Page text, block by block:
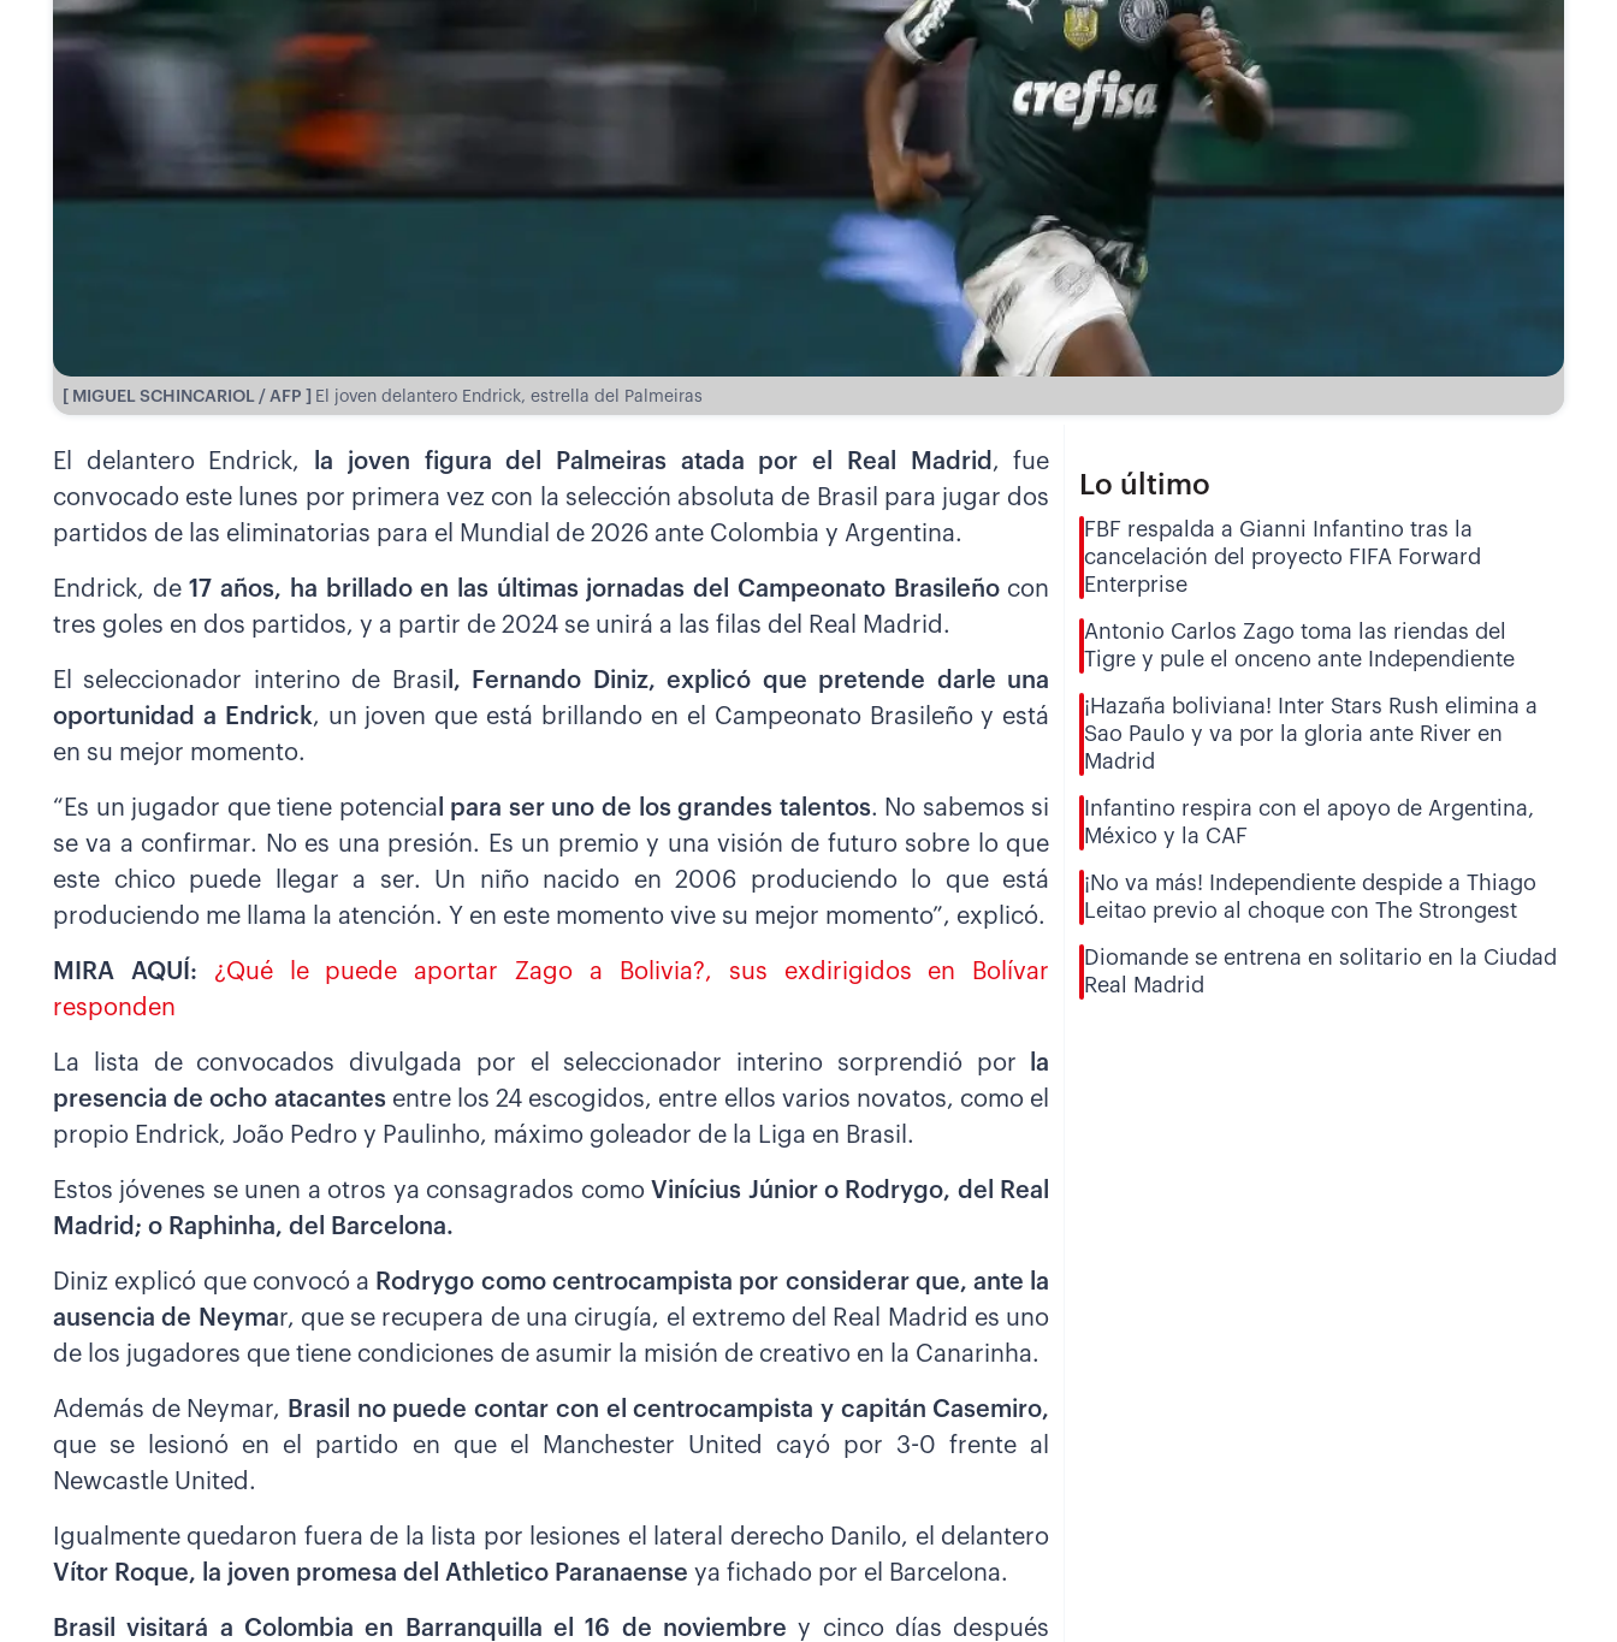
[ MIGUEL SCHINCARIOL / AFP ] El joven delantero Endrick, estrella del Palmeiras
El delantero Endrick, la joven figura del Palmeiras atada por el Real Madrid , fue
convocado este lunes por primera vez con la selección absoluta de Brasil para jugar dos
partidos de las eliminatorias para el Mundial de 2026 ante Colombia y Argentina.
Endrick, de17 años, ha brillado en las últimas jornadas del Campeonato Brasileño con
tres goles en dos partidos, y a partir de 2024 se unirá a las filas del Real Madrid.
El seleccionador interino de Brasi l, Fernando Diniz, explicó que pretende darle una
oportunidad a Endrick, un joven que está brillando en el Campeonato Brasileño y está
en su mejor momento.
“Es un jugador que tiene potencia l para ser uno de los grandes talentos. No sabemos si
se va a confirmar. No es una presión. Es un premio y una visión de futuro sobre lo que
este chico puede llegar a ser. Un niño nacido en 2006 produciendo lo que está
produciendo me llama la atención. Y en este momento vive su mejor momento”, explicó.
MIRA AQUÍ: ¿Qué le puede aportar Zago a Bolivia?, sus exdirigidos en Bolívar
responden
La lista de convocados divulgada por el seleccionador interino sorprendió por
la
presencia de ocho atacantes entre los 24 escogidos, entre ellos varios novatos, como el
propio Endrick, João Pedro y Paulinho, máximo goleador de la Liga en Brasil.
Estos jóvenes se unen a otros ya consagrados como Vinícius Júnior o Rodrygo, del Real
Madrid; o Raphinha, del Barcelona.
Diniz explicó que convocó a Rodrygo como centrocampista por considerar que, ante la
ausencia de Neymar, que se recupera de una cirugía, el extremo del Real Madrid es uno
de los jugadores que tiene condiciones de asumir la misión de creativo en la Canarinha.
Además de Neymar, Brasil no puede contar con el centrocampista y capitán Casemiro,
que se lesionó en el partido en que el Manchester United cayó por 3-0 frente al
Newcastle United.
Igualmente quedaron fuera de la lista por lesiones el lateral derecho Danilo, el delantero
Vítor Roque, la joven promesa del Athletico Paranaense ya fichado por el Barcelona.
Brasil visitará a Colombia en Barranquilla el 16 de noviembrey cinco días después
Lo último
FBF respalda a Gianni Infantino tras la
cancelación del proyecto FIFA Forward
Enterprise
Antonio Carlos Zago toma las riendas del
Tigre y pule el onceno ante Independiente
¡Hazaña boliviana! Inter Stars Rush elimina a
Sao Paulo y va por la gloria ante River en
Madrid
Infantino respira con el apoyo de Argentina,
México y la CAF
¡No va más! Independiente despide a Thiago
Leitao previo al choque con The Strongest
Diomande se entrena en solitario en la Ciudad
Real Madrid